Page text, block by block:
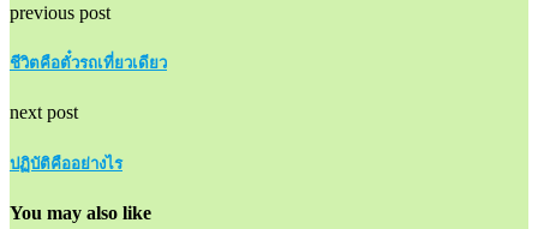
previous post
ชีวิตคือตั๋วรถเที่ยวเดียว
next post
ปฏิบัติคืออย่างไร
You may also like